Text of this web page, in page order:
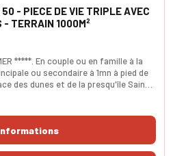
- PIECE DE VIE TRIPLE AVEC
- TERRAIN 1000M²
*****. En couple ou en famille à la
ou secondaire à 1mn à pied de
des dunes et de la presqu'île Saint-
sud et d'une jolie cheminée . La
à la véranda exposée ouest